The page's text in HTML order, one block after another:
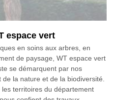
espace vert
en soins aux arbres, en
de paysage, WT espace vert
se démarquent par nos
la nature et de la biodiversité.
les territoires du département